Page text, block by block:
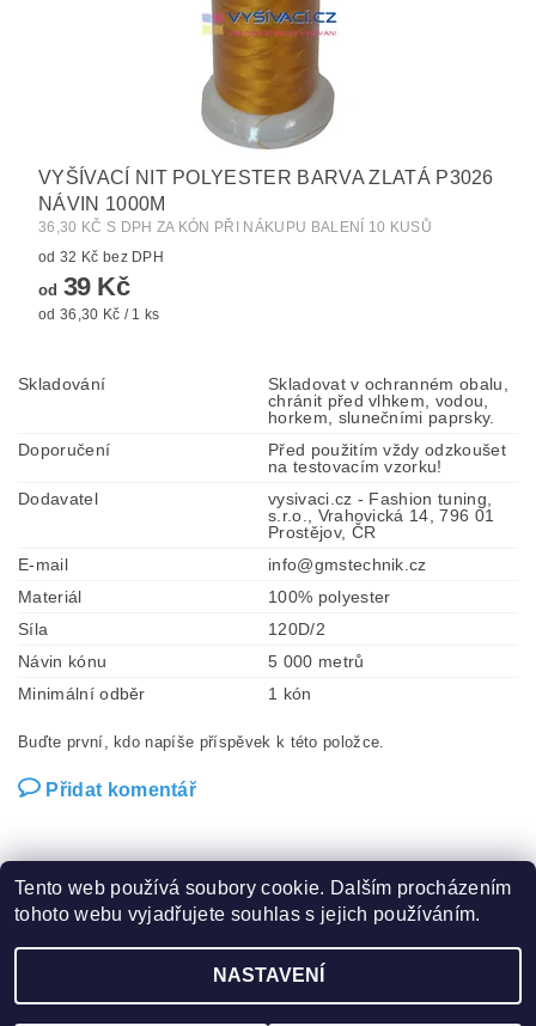
VYŠÍVACÍ NIT POLYESTER BARVA ZLATÁ P3026
NÁVIN 1000M
36,30 KČ S DPH ZA KÓN PŘI NÁKUPU BALENÍ 10 KUSŮ
od 32 Kč bez DPH
od 39 Kč
od 36,30 Kč / 1 ks
Skladování
Skladovat v ochranném obalu,
chránit před vlhkem, vodou,
horkem, slunečními paprsky.
Doporučení
Před použitím vždy odzkoušet
na testovacím vzorku!
Dodavatel
vysivaci.cz - Fashion tuning,
s.r.o., Vrahovická 14, 796 01
Prostějov, ČR
E-mail
info@gmstechnik.cz
Materiál
100% polyester
Síla
120D/2
Návin kónu
5 000 metrů
Minimální odběr
1 kón
Buďte první, kdo napíše příspěvek k této položce.
Přidat komentář
Zboží.cz | Heureka.cz | Hot-fix.cz | Crystalstyle.cz
2026 ©Vysivaci.cz, všechna práva vyhrazena
Tento web používá soubory cookie. Dalším procházením
tohoto webu vyjadřujete souhlas s jejich používáním.
NASTAVENÍ